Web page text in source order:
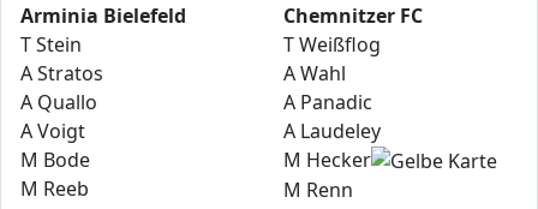
Arminia Bielefeld
T Stein
A Stratos
A Quallo
A Voigt
M Bode
M Reeb
Chemnitzer FC
T Weißflog
A Wahl
A Panadic
A Laudeley
M Hecker
M Renn